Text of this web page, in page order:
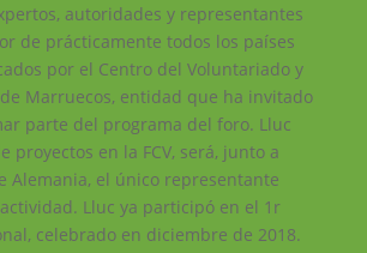
autoridades y representantes
de prácticamente todos los países
por el Centro del Voluntariado y
Marruecos, entidad que ha invitado
parte del programa del foro. Lluc
proyectos en la FCV, será, junto a
Alemania, el único representante
Lluc ya participó en el 1r
celebrado en diciembre de 2018.